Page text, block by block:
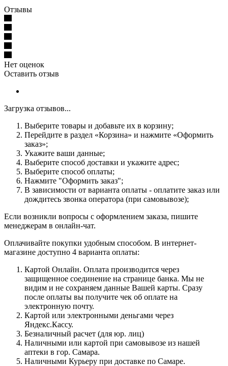
Отзывы
Нет оценок
Оставить отзыв
Загрузка отзывов...
Выберите товары и добавьте их в корзину;
Перейдите в раздел «Корзина» и нажмите «Оформить
заказ»;
Укажите ваши данные;
Выберите способ доставки и укажите адрес;
Выберите способ оплаты;
Нажмите "Оформить заказ";
В зависимости от варианта оплаты - оплатите заказ или
дождитесь звонка оператора (при самовывозе);
Если возникли вопросы с оформлением заказа, пишите
менеджерам в онлайн-чат.
Оплачивайте покупки удобным способом. В интернет-
магазине доступно 4 варианта оплаты:
Картой Онлайн. Оплата производится через
защищенное соединение на странице банка. Мы не
видим и не сохраняем данные Вашей карты. Сразу
после оплаты вы получите чек об оплате на
электронную почту.
Картой или электронными деньгами через
Яндекс.Кассу.
Безналичный расчет (для юр. лиц)
Наличными или картой при самовывозе из нашей
аптеки в гор. Самара.
Наличными Курьеру при доставке по Самаре.